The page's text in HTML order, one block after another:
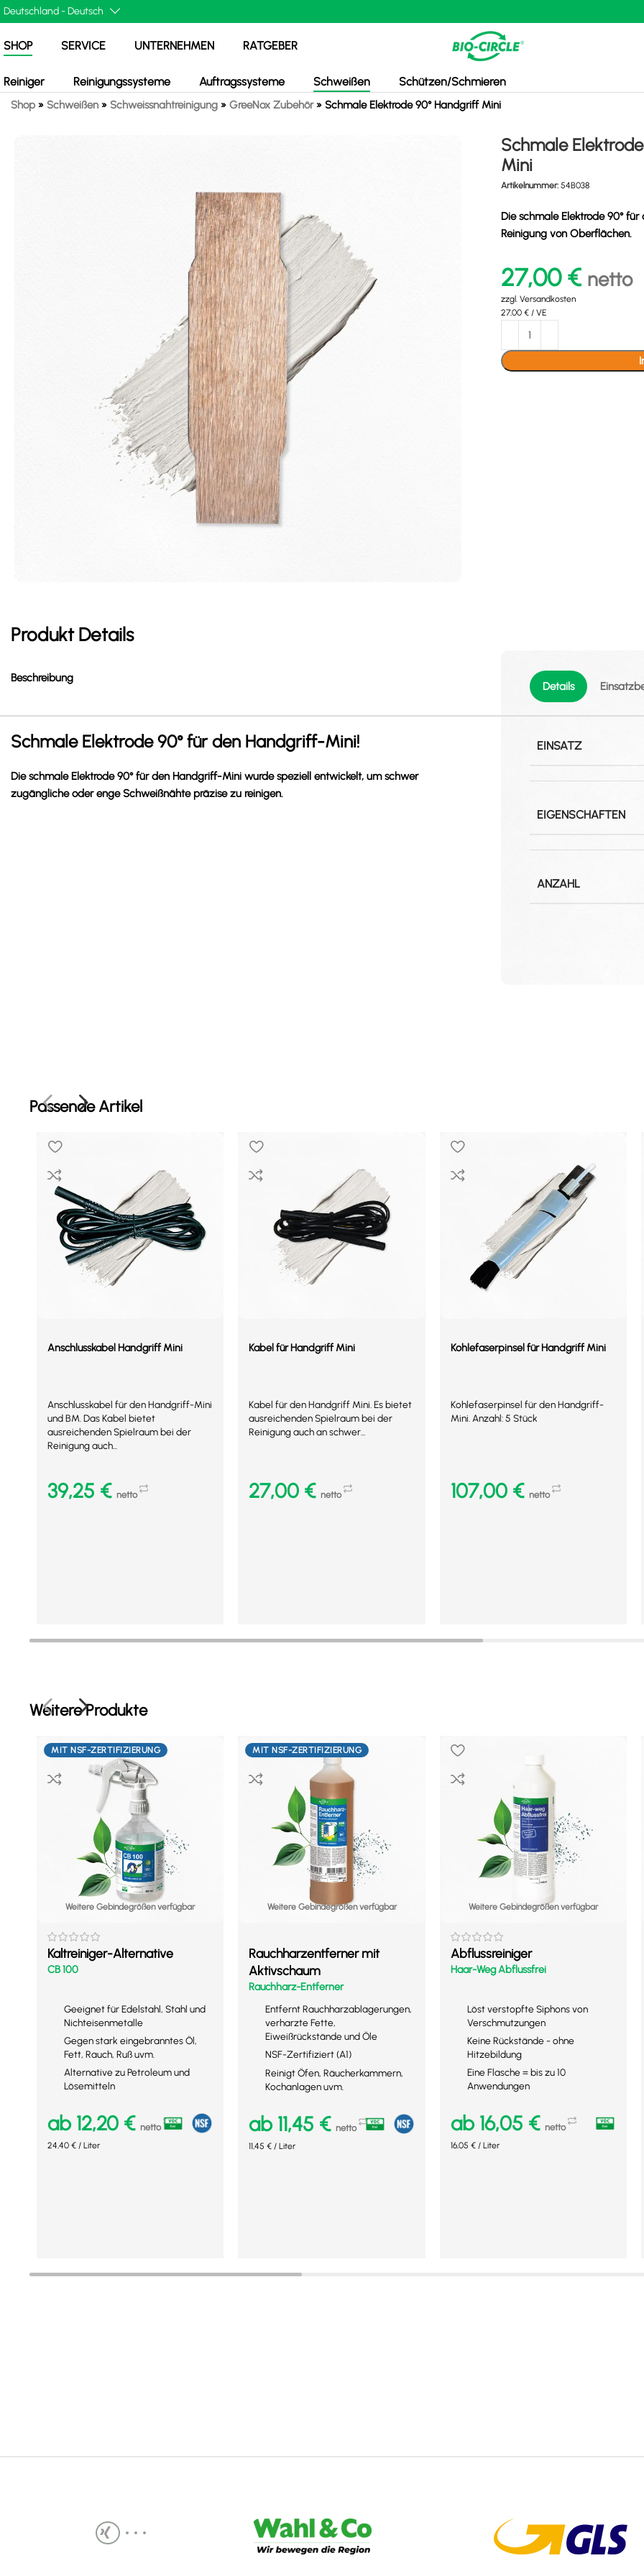
SHOP SERVICE UNTERNEHMEN RATGEBER
Reiniger Reinigungssysteme Auftragssysteme Schweißen Schützen/Schmieren
Shop » Schweißen » Schweissnahtreinigung »GreeNox Zubehör»Schmale Elektrode 90° Handgriff Mini
Schmale
Mini
Artikelnummer: 54B038
Die schmale Elektrode 90°
Reinigung von Oberflächen.
27,00€ netto
zzgl. Versandkosten
27,00 € / VE
Produkt Details
Beschreibung
Schmale Elektrode 90° für den Handgriff-Mini!
Die schmale Elektrode 90° für den Handgriff-Mini wurde speziell entwickelt, um schwer
zugängliche oder enge Schweißnähte präzise zu reinigen.
Details
EINSATZ
EIGENSCHAFTEN
ANZAHL
Passende Artikel
Anschlusskabel Handgriff Mini
Anschlusskabel für den Handgriff-Mini
und BM. Das Kabel bietet
ausreichenden Spielraum bei der
Reinigung auch...
39,25 € netto
Kabel für Handgriff Mini
Kabel für den Handgriff Mini. Es bietet
ausreichenden Spielraum bei der
Reinigung auch an schwer...
27,00 € netto
Kohlefaserpinsel für Handgriff Mini
Kohlefaserpinsel für den Handgriff-
Mini. Anzahl: 5 Stück
107,00 € netto
Weitere Produkte
MIT NSF-ZERTIFIZIERUNG
Weitere Gebindegrößen verfügbar
Kaltreiniger-Alternative
CB 100
Geeignet für Edelstahl, Stahl und
Nichteisenmetalle
Gegen stark eingebranntes Öl,
Fett, Rauch, Ruß uvm.
Alternative zu Petroleum und
Lösemitteln
ab 12,20 € netto
24,40 € / Liter
MIT NSF-ZERTIFIZIERUNG
Weitere Gebindegrößen verfügbar
Rauchharzentferner mit
Aktivschaum
Rauchharz-Entferner
Entfernt Rauchharzablagerungen,
verharzte Fette,
Eiweißrückstände und Öle
NSF-Zertifiziert (A1)
Reinigt Öfen, Räucherkammern,
Kochanlagen uvm.
ab 11,45 € netto
11,45€ /Liter
Weitere Gebindegrößen verfügbar
Abflussreiniger
Haar-Weg Abflussfrei
Löst verstopfte Siphons von
Verschmutzungen
Keine Rückstände - ohne
Hitzebildung
Eine Flasche = bis zu 10
Anwendungen
ab 16,05 € netto
16,05 €/ Liter